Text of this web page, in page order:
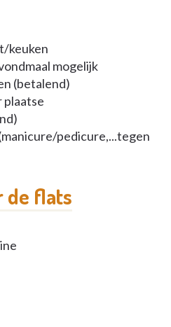
keuken
mogelijk
(betalend)
plaatse
pedicure,...tegen
de flats